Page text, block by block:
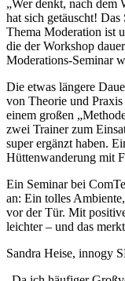
„Wer denkt, nach dem
hat sich getäuscht!
Thema Moderation ist
die der Workshop
Moderations-Seminar
Die etwas längere
von Theorie und
einem großen
zwei Trainer zum
super ergänzt haben.
Hüttenwanderung mit
Ein Seminar bei
an: Ein tolles
vor der Tür. Mit
leichter – und das
Sandra Heise, innogy